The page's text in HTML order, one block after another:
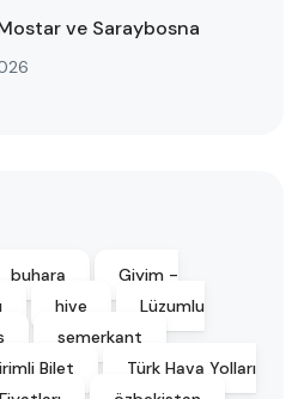
ve Saraybosna
buhara
Giyim -
hive
Lüzumlu
semerkant
Bilet
Türk Hava Yolları